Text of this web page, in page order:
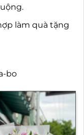
làm quà tặng
bo